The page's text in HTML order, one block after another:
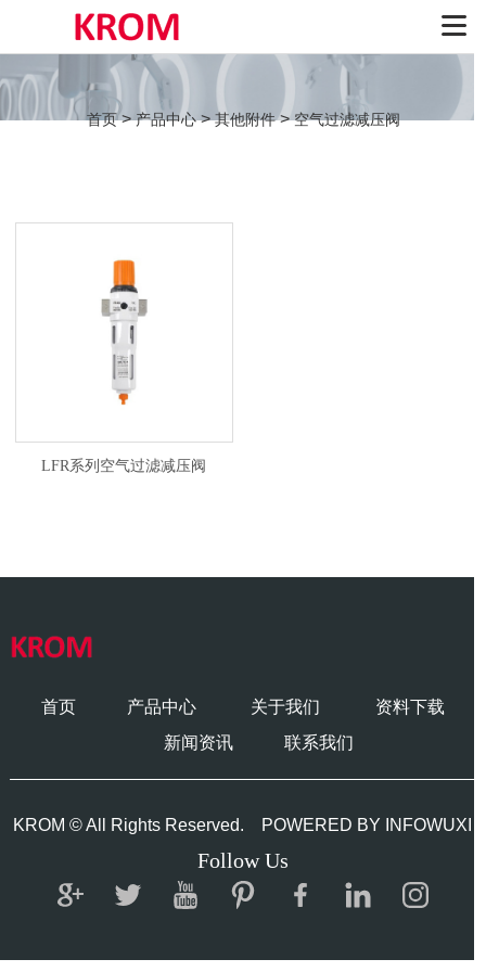
首页>产品中心>其他附件>空气过滤减压阀
LFR系列空气过滤减压阀
首页 产品中心 关于我们
资料下载
新闻资讯
联系我们
KROM © All Rights Reserved. POWERED BY INFOWUXI
Follow Us